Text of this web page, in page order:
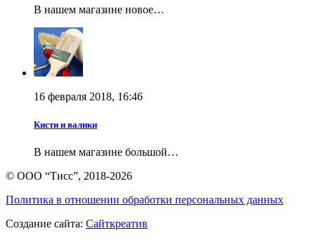
В нашем магазине новое…
16 февраля 2018, 16:46
Кисти и валики
В нашем магазине большой…
© ООО “Тисс”, 2018-2026
Политика в отношении обработки персональных данных
Создание сайта: Сайткреатив